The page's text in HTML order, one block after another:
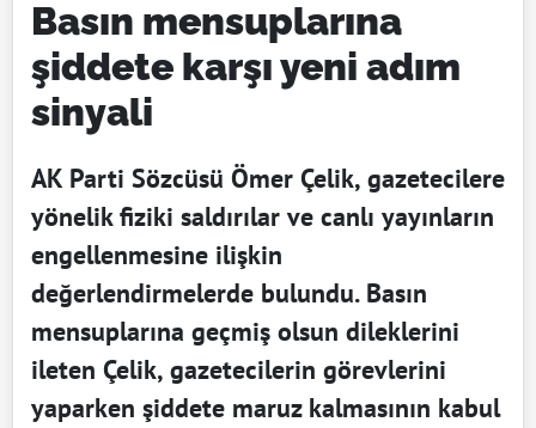
Basın mensuplarına
şiddete karşı yeni adım
sinyali
AK Parti Sözcüsü Ömer Çelik, gazetecilere
yönelik fiziki saldırılar ve canlı yayınların
engellenmesine ilişkin
değerlendirmelerde bulundu. Basın
mensuplarına geçmiş olsun dileklerini
ileten Çelik, gazetecilerin görevlerini
yaparken şiddete maruz kalmasının kabul